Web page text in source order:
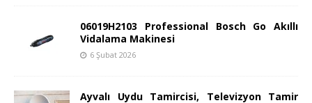
06019H2103 Professional Bosch Go Akıllı
Vidalama Makinesi
6 Şubat 2026
Ayvalı Uydu Tamircisi, Televizyon Tamir